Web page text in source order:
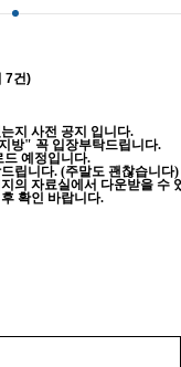
7건)
지 사전 공지 입니다.
방" 꼭 입장부탁드립니다.
드 예정입니다.
립니다. (주말도 괜찮습니다)
의 자료실에서 다운받을 수
확인 바랍니다.